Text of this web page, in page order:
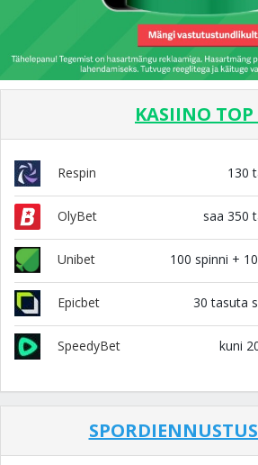
KASIINO TOP
Respin 130
OlyBet saa 350
Unibet 100 spinni +
Epicbet 30 tasuta
SpeedyBet kuni